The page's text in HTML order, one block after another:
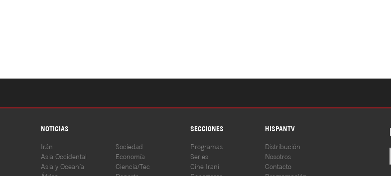
NOTICIAS SECCIONES HISPANTV
Irán
Asia Occidental
Asia y Oceanía
Sociedad
Economía
Ciencia/Tec
Programas
Series
Cine Iraní
Distribución
Nosotros
Contacto